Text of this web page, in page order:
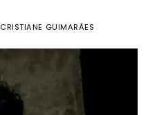
CRISTIANE GUIMARÃES